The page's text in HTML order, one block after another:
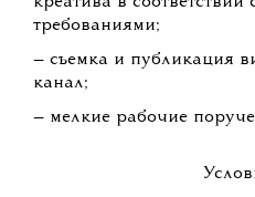
требованиями;
— съемка и публикация
канал;
— мелкие рабочие